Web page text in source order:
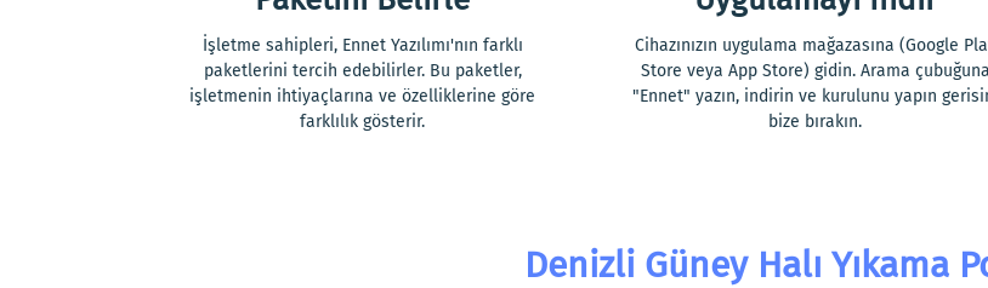
İşletme sahipleri, Ennet Yazılımı'nın farklı
paketlerini tercih edebilirler. Bu paketler,
işletmenin ihtiyaçlarına ve özelliklerine göre
farklılık gösterir.
Cihazınızın uygulama mağazasına (Google
Store veya App Store) gidin. Arama çubuğuna
"Ennet" yazın, indirin ve kurulunu yapın
bize bırakın.
Denizli Güney Halı Yıkama